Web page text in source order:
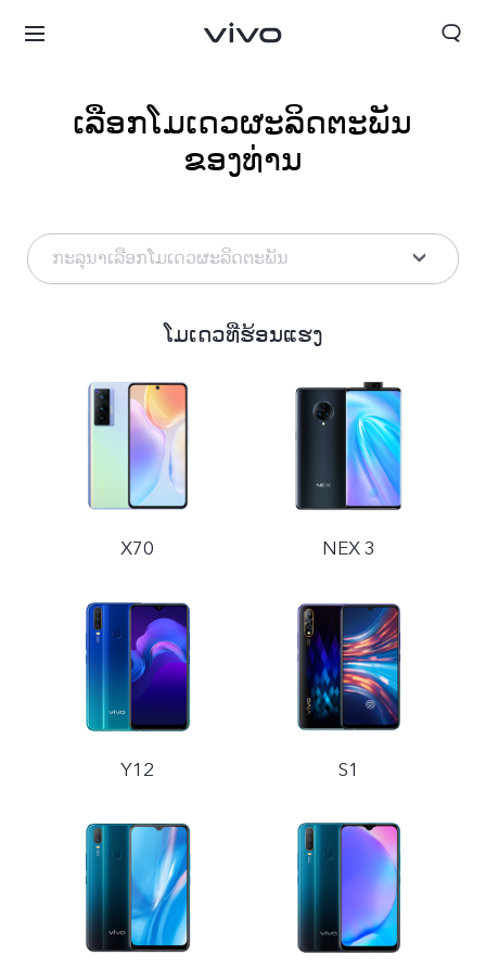
ປະເທດລາວ | ເລືອກປະເທດ/ພາກພື້ນ
ເລືອກໂມເດວຜະລິດຕະພັນ
ຂອງທ່ານ
ກະລຸນາເລືອກໂມເດວຜະລິດຕະພັນ
ໂມເດວທີ່ຮ້ອນແຮງ
X70 NEX 3
Y12 S1